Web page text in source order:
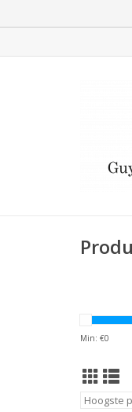
Min: €0